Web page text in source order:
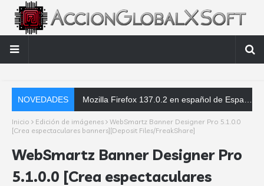
NOVEDADES Mozilla Firefox 137.0.2 en español de España - Parche de corrección de errores - Instaladores offline
Inicio Edición de imágenes
WebSmartz Banner Designer Pro 5.1.0.0
[Crea espectaculares banners][Deposit Files/FreakShare]
WebSmartz Banner Designer Pro
5.1.0.0 [Crea espectaculares